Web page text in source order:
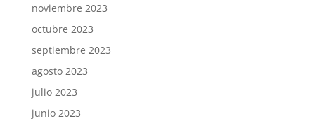
noviembre 2023
octubre 2023
septiembre 2023
agosto 2023
julio 2023
junio 2023